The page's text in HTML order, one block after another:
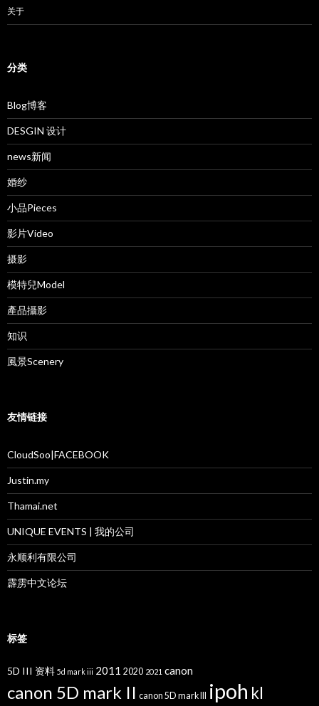
关于
分类
Blog博客
DESGIN 设计
news新闻
婚纱
小品Pieces
影片Video
摄影
模特兒Model
產品攝影
知识
風景Scenery
友情链接
CloudSoo|FACEBOOK
Justin.my
Thamai.net
UNIQUE EVENTS | 我的公司
永顺利有限公司
霹雳中文论坛
标签
5D III 资料 5d mark iii 2011 2020 2021 canon
canon 5D mark II canon 5D mark III ipoh kl